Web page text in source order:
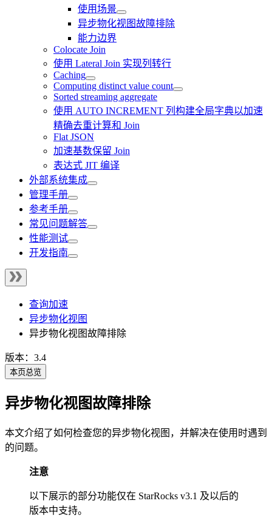
使用场景
异步物化视图故障排除
能力边界
Colocate Join
使用 Lateral Join 实现列转行
Caching
Computing distinct value count
Sorted streaming aggregate
使用 AUTO INCREMENT 列构建全局字典以加速
精确去重计算和 Join
Flat JSON
加速基数保留 Join
表达式 JIT 编译
外部系统集成
管理手册
参考手册
常见问题解答
性能测试
开发指南
查询加速
异步物化视图
异步物化视图故障排除
版本：3.4
本页总览
异步物化视图故障排除
本文介绍了如何检查您的异步物化视图，并解决在使用时遇到
的问题。
注意
以下展示的部分功能仅在 StarRocks v3.1 及以后的
版本中支持。